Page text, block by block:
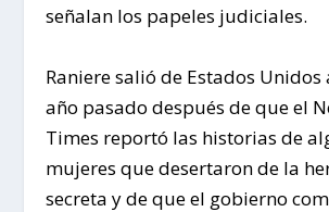
señalan los papeles judiciales.
Raniere salió de Estados Unidos
año pasado después de que el
Times reportó las historias de
mujeres que desertaron de la
secreta y de que el gobierno